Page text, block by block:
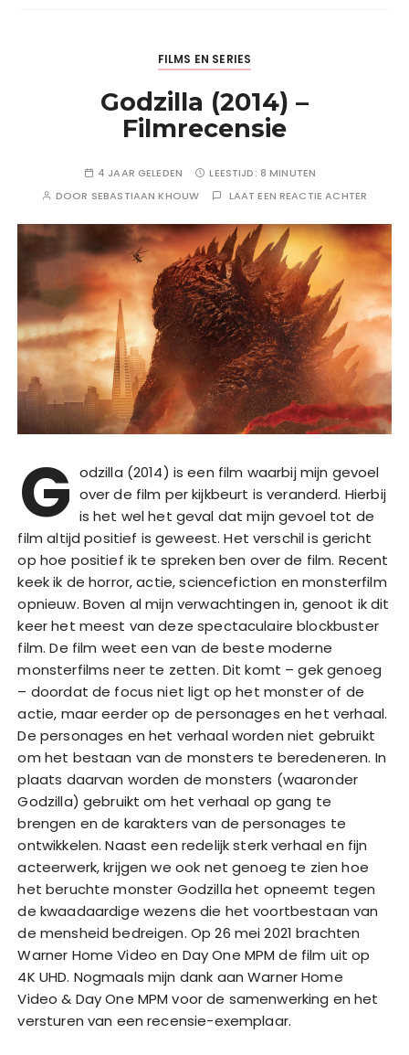
FILMS EN SERIES
Godzilla (2014) –
Filmrecensie
4 JAAR GELEDEN LEESTIJD: 8 MINUTEN
DOOR SEBASTIAAN KHOUW LAAT EEN REACTIE ACHTER
G odzilla (2014) is een film waarbij mijn gevoel
over de film per kijkbeurt is veranderd. Hierbij
is het wel het geval dat mijn gevoel tot de
film altijd positief is geweest. Het verschil is gericht
op hoe positief ik te spreken ben over de film. Recent
keek ik de horror, actie, sciencefiction en monsterfilm
opnieuw. Boven al mijn verwachtingen in, genoot ik dit
keer het meest van deze spectaculaire blockbuster
film. De film weet een van de beste moderne
monsterfilms neer te zetten. Dit komt – gek genoeg
– doordat de focus niet ligt op het monster of de
actie, maar eerder op de personages en het verhaal.
De personages en het verhaal worden niet gebruikt
om het bestaan van de monsters te beredeneren. In
plaats daarvan worden de monsters (waaronder
Godzilla) gebruikt om het verhaal op gang te
brengen en de karakters van de personages te
ontwikkelen. Naast een redelijk sterk verhaal en fijn
acteerwerk, krijgen we ook net genoeg te zien hoe
het beruchte monster Godzilla het opneemt tegen
de kwaadaardige wezens die het voortbestaan van
de mensheid bedreigen. Op 26 mei 2021 brachten
Warner Home Video en Day One MPM de film uit op
4K UHD. Nogmaals mijn dank aan Warner Home
Video & Day One MPM voor de samenwerking en het
versturen van een recensie-exemplaar.